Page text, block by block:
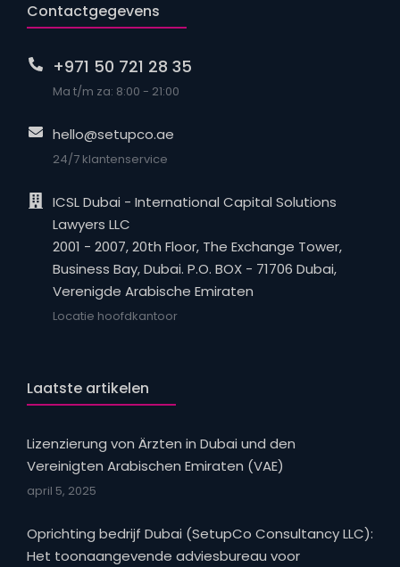
Contactgegevens
+971 50 721 28 35
Ma t/m za: 8:00 - 21:00
hello@setupco.ae
24/7 klantenservice
ICSL Dubai - International Capital Solutions
Lawyers LLC
2001 - 2007, 20th Floor, The Exchange Tower,
Business Bay, Dubai. P.O. BOX - 71706 Dubai,
Verenigde Arabische Emiraten
Locatie hoofdkantoor
Laatste artikelen
Lizenzierung von Ärzten in Dubai und den
Vereinigten Arabischen Emiraten (VAE)
april 5, 2025
Oprichting bedrijf Dubai (SetupCo Consultancy LLC):
Het toonaangevende adviesbureau voor